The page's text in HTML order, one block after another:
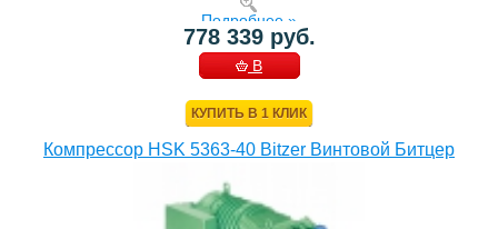
Подробнее »
778 339 руб.
В
КУПИТЬ В 1 КЛИК
Компрессор HSK 5363-40 Bitzer Винтовой Битцер